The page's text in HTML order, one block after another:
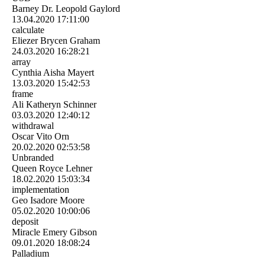
Barney Dr. Leopold Gaylord
13.04.2020 17:11:00
calculate
Eliezer Brycen Graham
24.03.2020 16:28:21
array
Cynthia Aisha Mayert
13.03.2020 15:42:53
frame
Ali Katheryn Schinner
03.03.2020 12:40:12
withdrawal
Oscar Vito Orn
20.02.2020 02:53:58
Unbranded
Queen Royce Lehner
18.02.2020 15:03:34
implementation
Geo Isadore Moore
05.02.2020 10:00:06
deposit
Miracle Emery Gibson
09.01.2020 18:08:24
Palladium